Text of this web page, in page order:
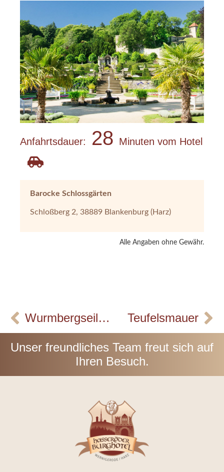
Anfahrtsdauer: 28 Minuten vom Hotel
Barocke Schlossgärten
Schloßberg 2, 38889 Blankenburg (Harz)
Alle Angaben ohne Gewähr.
Wurmbergseilbahn Teufelsmauer
Unser freundliches Team freut sich auf
Ihren Besuch.